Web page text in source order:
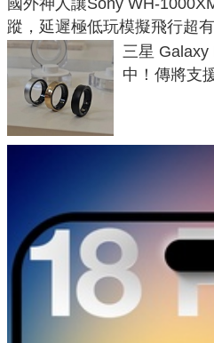
蹤，延遲極低玩模擬飛行超
三星 Galaxy
中！傳將支